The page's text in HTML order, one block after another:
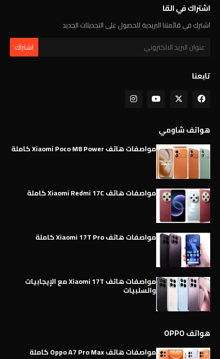
اشتراك في القا
اشترك في قائمتنا البريدية للحصول على التحديثات الجديد
تابعنا
هواتف شاومي
مواصفات هاتف Xiaomi Poco M8 Power كاملة
مواصفات هاتف Xiaomi Redmi 17C كاملة
مواصفات هاتف Xiaomi 17T Pro كاملة
مواصفات هاتف Xiaomi 17T مع الإيجابيات
والسلبيات
هواتف OPPO
مواصفات هاتف Oppo A7 Pro Max كاملة